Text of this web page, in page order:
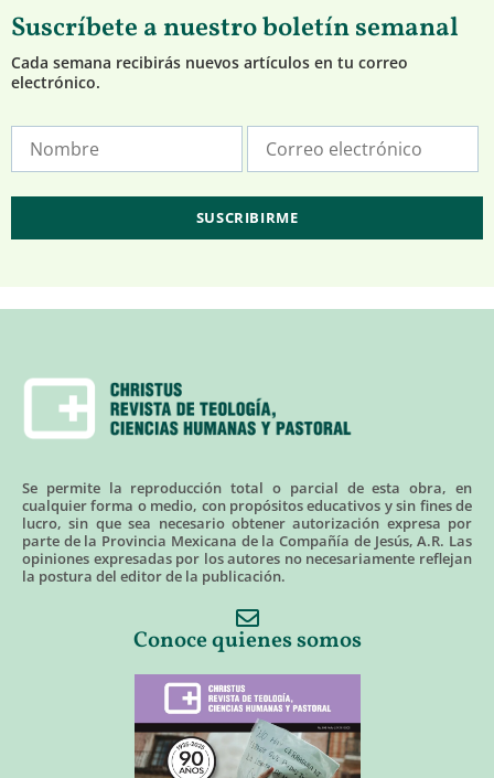
Suscríbete a nuestro boletín semanal
Cada semana recibirás nuevos artículos en tu correo
electrónico.
Se permite la reproducción total o parcial de esta obra, en
cualquier forma o medio, con propósitos educativos y sin fines de
lucro, sin que sea necesario obtener autorización expresa por
parte de la Provincia Mexicana de la Compañía de Jesús, A.R. Las
opiniones expresadas por los autores no necesariamente reflejan
la postura del editor de la publicación.
Conoce quienes somos